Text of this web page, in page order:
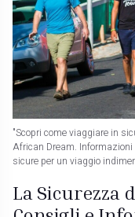
"Scopri come viaggiare in
African Dream.
sicure per un viaggio
La Sicurezza